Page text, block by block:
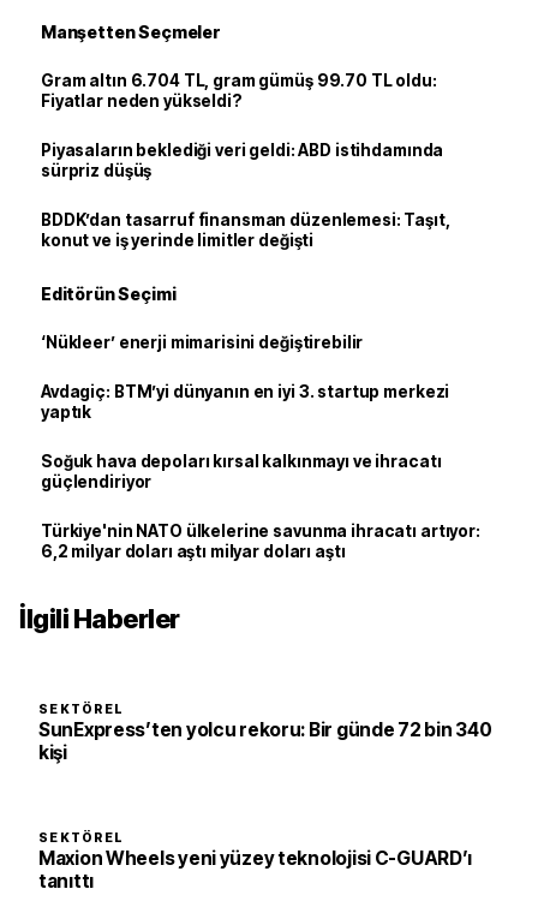
Manşetten Seçmeler
Gram altın 6.704 TL, gram gümüş 99.70 TL oldu:
Fiyatlar neden yükseldi?
Piyasaların beklediği veri geldi: ABD istihdamında
sürpriz düşüş
BDDK’dan tasarruf finansman düzenlemesi: Taşıt,
konut ve iş yerinde limitler değişti
Editörün Seçimi
‘Nükleer’ enerji mimarisini değiştirebilir
Avdagiç: BTM’yi dünyanın en iyi 3. startup merkezi
yaptık
Soğuk hava depoları kırsal kalkınmayı ve ihracatı
güçlendiriyor
Türkiye'nin NATO ülkelerine savunma ihracatı artıyor:
6,2 milyar doları aştı milyar doları aştı
İlgili Haberler
SEKTÖREL
SunExpress’ten yolcu rekoru: Bir günde 72 bin 340
kişi
SEKTÖREL
Maxion Wheels yeni yüzey teknolojisi C-GUARD’ı
tanıttı